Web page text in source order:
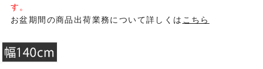
す。
お盆期間の商品出荷業務について詳しくは こちら